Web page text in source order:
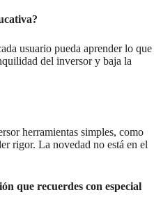
usuario pueda aprender lo que
del inversor y baja la
herramientas simples, como
rigor. La novedad no está en el
que recuerdes con especial